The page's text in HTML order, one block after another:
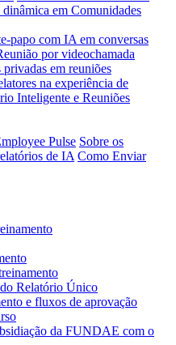
em Comunidades
papo com IA em conversas
por videochamada
privadas em reuniões
na experiência de
Inteligente e Reuniões
Pulse Sobre os
de IA Como Enviar
Relatório Único
e fluxos de aprovação
da FUNDAE com o